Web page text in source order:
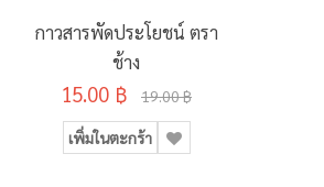
กาวสารพัดประโยชน์ ตรา
ช้าง
15.00 ฿ 19.00 ฿
เพิ่มในตะกร้า